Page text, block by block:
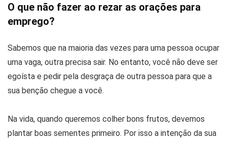
O que não fazer ao rezar as orações para
emprego?
Sabemos que na maioria das vezes para uma pessoa ocupar
uma vaga, outra precisa sair. No entanto, você não deve ser
egoísta e pedir pela desgraça de outra pessoa para que a
sua benção chegue a você.
Na vida, quando queremos colher bons frutos, devemos
plantar boas sementes primeiro. Por isso a intenção da sua